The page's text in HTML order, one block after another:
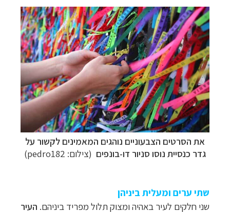
את הסרטים הצבעוניים נוהגים המאמינים לקשור על
גדר כנסיית נוסו סניור דו-בונפים (צילום: pedro182)
שתי ערים ומעלית ביניהן
שני חלקים לעיר באהיה ומצוק תלול מפריד ביניהם. העיר